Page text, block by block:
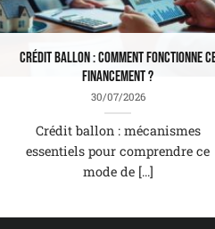
Crédit ballon : comment fonctionne
financement ?
30/07/2026
Crédit ballon : mécanismes
essentiels pour comprendre ce
mode de [...]